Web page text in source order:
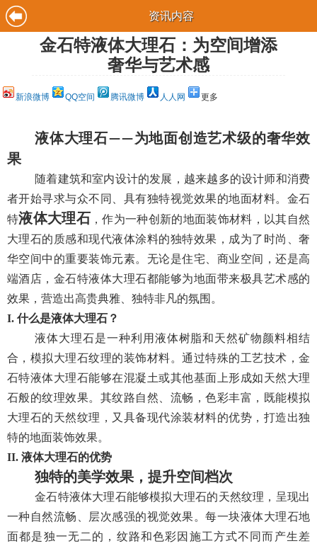
资讯内容
金石特液体大理石：为空间增添
奢华与艺术感
新浪微博 QQ空间 腾讯微博 人人网 更多
液体大理石 ——为地面创造艺术级的奢华效
果
随着建筑和室内设计的发展，越来越多的设计师和消费
者开始寻求与众不同、具有独特视觉效果的地面材料。金石
特液体大理石 ，作为一种创新的地面装饰材料，以其自然
大理石的质感和现代液体涂料的独特效果，成为了时尚、奢
华空间中的重要装饰元素。无论是住宅、商业空间，还是高
端酒店，金石特液体大理石都能够为地面带来极具艺术感的
效果，营造出高贵典雅、独特非凡的氛围。
I. 什么是液体大理石？
液体大理石是一种利用液体树脂和天然矿物颜料相结
合，模拟大理石纹理的装饰材料。通过特殊的工艺技术，金
石特液体大理石能够在混凝土或其他基面上形成如天然大理
石般的纹理效果。其纹路自然、流畅，色彩丰富，既能模拟
大理石的天然纹理，又具备现代涂装材料的优势，打造出独
特的地面装饰效果。
II. 液体大理石的优势
独特的美学效果，提升空间档次
金石特液体大理石能够模拟大理石的天然纹理，呈现出
一种自然流畅、层次感强的视觉效果。每一块液体大理石地
面都是独一无二的，纹路和色彩因施工方式不同而产生差